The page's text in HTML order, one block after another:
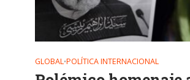
GLOBAL•POLÍTICA INTERNACIONAL